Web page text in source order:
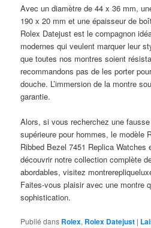
Avec un diamètre de 44 x 36 mm,
190 x 20 mm et une épaisseur de
Rolex Datejust est le compagnon
modernes qui veulent marquer leur
que toutes nos montres soient
recommandons pas de les porter
douche. L’immersion de la montre
garantie.
Alors, si vous recherchez une
supérieure pour hommes, le modèle
Ribbed Bezel 7451 Replica
découvrir notre collection complète
abordables, visitez
Faites-vous plaisir avec une montre
sophistication.
Publié dans Rolex, Rolex Datejust |